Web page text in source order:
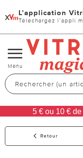
x L’application
Téléchargez l’appli
Changer
de
navigation
Menu
5 € ou 10 €
Retour